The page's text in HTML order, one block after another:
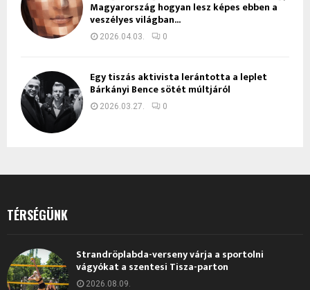
Magyarország hogyan lesz képes ebben a
veszélyes világban...
2026.04.03. 0
Egy tiszás aktivista lerántotta a leplet
Bárkányi Bence sötét múltjáról
2026.03.27. 0
TÉRSÉGÜNK
Strandröplabda-verseny várja a sportolni
vágyókat a szentesi Tisza-parton
2026.08.09.